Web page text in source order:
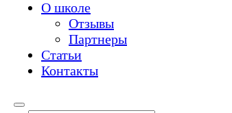
О школе
Отзывы
Партнеры
Статьи
Контакты